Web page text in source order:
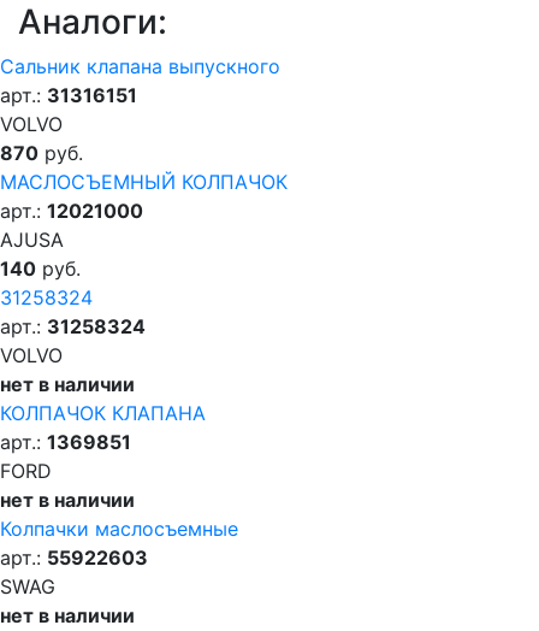
Аналоги:
Сальник клапана выпускного
арт.: 31316151
VOLVO
870 руб.
МАСЛОСЪЕМНЫЙ КОЛПАЧОК
арт.: 12021000
AJUSA
140 руб.
31258324
арт.: 31258324
VOLVO
нет в наличии
КОЛПАЧОК КЛАПАНА
арт.: 1369851
FORD
нет в наличии
Колпачки маслосъемные
арт.: 55922603
SWAG
нет в наличии